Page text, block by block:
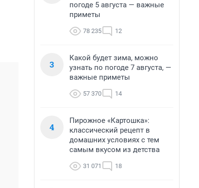
погоде 5 августа — важные
приметы
78 235 12
3
Какой будет зима, можно
узнать по погоде 7 августа, —
важные приметы
57 370 14
4
Пирожное «Картошка»:
классический рецепт в
домашних условиях с тем
самым вкусом из детства
31 071 18